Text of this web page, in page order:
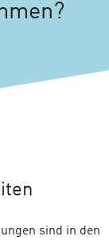
sind in den